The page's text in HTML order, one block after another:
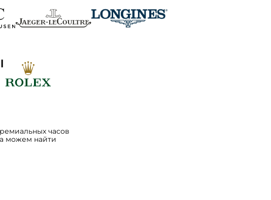
часов
можем найти